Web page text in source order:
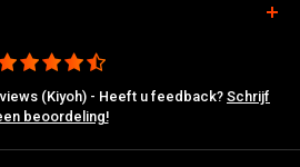
(Kiyoh) - Heeft u feedback? Schrijf
beoordeling!